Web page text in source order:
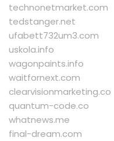
technonetmarket.com
tedstanger.net
ufabett732um3.com
uskola.info
wagonpaints.info
waitfornext.com
clearvisionmarketing.co
quantum-code.co
whatnews.me
final-dream.com